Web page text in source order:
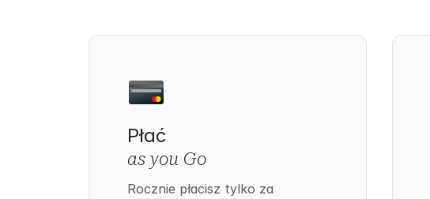
Płać
as you Go
Rocznie płacisz tylko za